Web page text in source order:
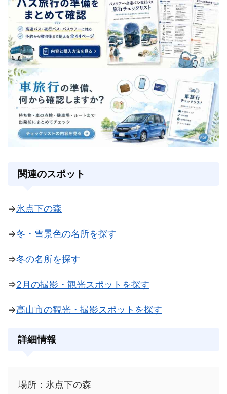
関連のスポット
⇒氷点下の森
⇒冬・雪景色の名所を探す
⇒冬の名所を探す
⇒2月の撮影・観光スポットを探す
⇒高山市の観光・撮影スポットを探す
詳細情報
場所：氷点下の森